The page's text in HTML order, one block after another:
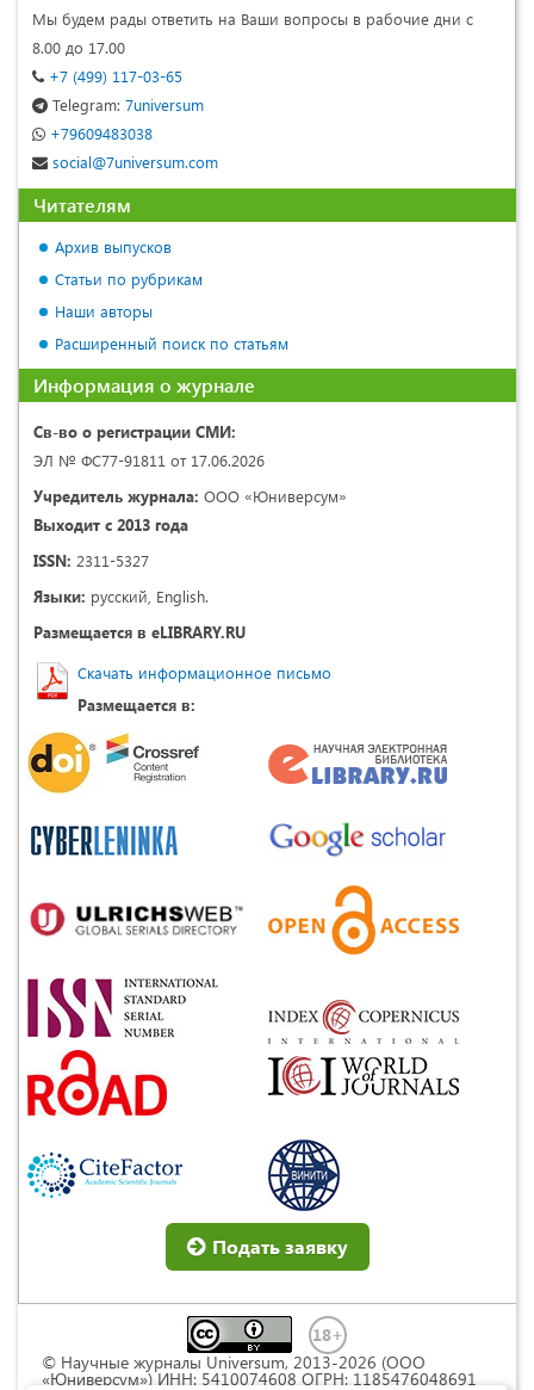
Мы будем рады ответить на Ваши вопросы в рабочие дни с
8.00 до 17.00
+7 (499) 117-03-65
Telegram: 7universum
+79609483038
social@7universum.com
Читателям
Архив выпусков
Статьи по рубрикам
Наши авторы
Расширенный поиск по статьям
Информация о журнале
Св-во о регистрации СМИ:
ЭЛ № ФС77-91811 от 17.06.2026
Учредитель журнала: ООО «Юниверсум»
Выходит с 2013 года
ISSN: 2311-5327
Языки: русский, English.
Размещается в eLIBRARY.RU
Скачать информационное письмо
Размещается в:
Подать заявку
© Научные журналы Universum, 2013-2026 (ООО
«Юниверсум») ИНН: 5410074608 ОГРН: 1185476048691